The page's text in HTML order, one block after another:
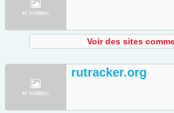
Voir des sites
rutracker.org